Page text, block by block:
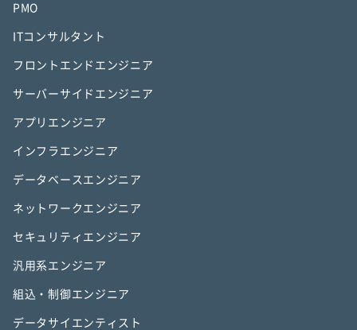
PMO
ITコンサルタント
フロントエンドエンジニア
サーバーサイドエンジニア
アプリエンジニア
インフラエンジニア
データベースエンジニア
ネットワークエンジニア
セキュリティエンジニア
汎用系エンジニア
組込・制御エンジニア
データサイエンティスト